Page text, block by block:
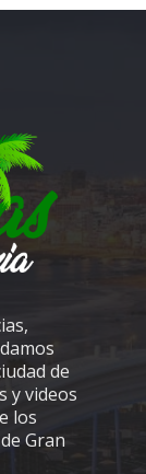
de
y videos
los
Gran